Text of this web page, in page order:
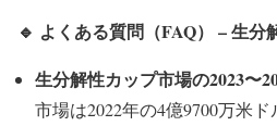
🔹 よくある質問（FAQ） –生分
生分解性カップ市場の2023〜
市場は2022年の4億9700万米